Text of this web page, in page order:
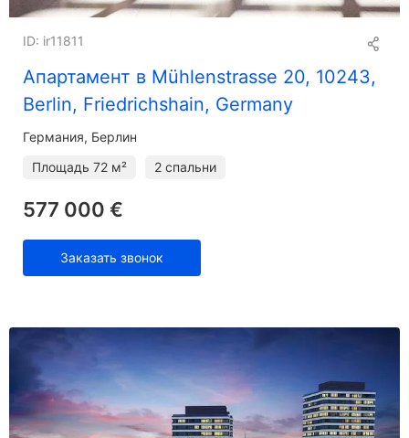
Апартамент в Mühlenstrasse 20, 10243,
Berlin, Friedrichshain, Germany
ID: ir11811
Германия, Берлин
Площадь 72 м² 2 спальни
577 000 €
Заказать звонок